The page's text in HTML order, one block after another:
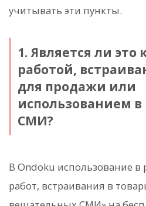
учитывать эти пункты.
1. Является ли это
работой,
для продажи или
использованием
СМИ?
В Ondoku использование в
работ, встраивания в